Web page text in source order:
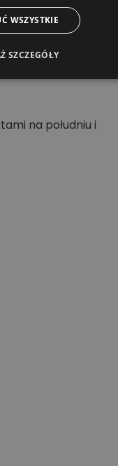
projektu z
WSZYSTKIE
SZCZEGÓŁY